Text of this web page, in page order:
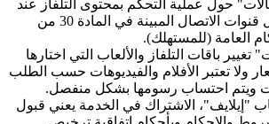
حول عملية التحكم بمحتوى التلفاز عند
الطلب من خلال قنوات الاتصال المبينة في المادة 30 من
العامة (للمستهلك).
تغيير باقات التلفاز والألعاب التي اختارها
ولا تعتبر الأفلام والفيديوهات حسب الطلب
ويتم احتساب رسومها بشكل منفصل.
"إيلايف"، الاشتراك في الخدمة يعني قبول